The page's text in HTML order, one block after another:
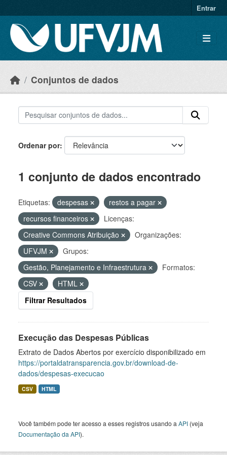
Entrar
Conjuntos de dados
Ordenar por
1 conjunto de dados encontrado
Etiquetas: despesas
restos a pagar
recursos financeiros
Licenças:
Creative Commons Atribuição
Organizações:
UFVJM
Grupos:
Gestão, Planejamento e Infraestrutura
Formatos:
CSV
HTML
Filtrar Resultados
Execução das Despesas Públicas
Extrato de Dados Abertos por exercício disponibilizado em
https://portaldatransparencia.gov.br/download-de-
dados/despesas-execucao
CSV HTML
Você também pode ter acesso a esses registros usando a API (veja
Documentação da API).